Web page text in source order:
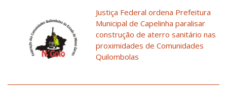
Justiça Federal ordena Prefeitura
Municipal de Capelinha paralisar
construção de aterro sanitário nas
proximidades de Comunidades
Quilombolas